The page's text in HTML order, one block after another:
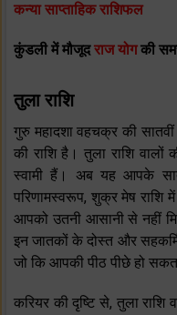
कन्या साप्ताहिक राशिफल
कुंडली में मौजूदराज योगकी
तुला राशि
गुरु महादशा वहचक्र की
की राशि है। तुला राशि
स्वामी हैं। अब यह आपके
परिणामस्वरूप, शुक्र मेष राशि
आपको उतनी आसानी से नहीं
इन जातकों के दोस्त और
जो कि आपकी पीठ पीछे हो
करियर की दृष्टि से, तुला राशि